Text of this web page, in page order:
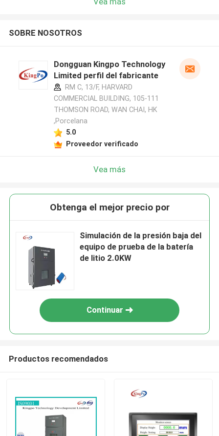
SOBRE NOSOTROS
Dongguan Kingpo Technology
Limited perfil del fabricante
RM C, 13/F, HARVARD
COMMERCIAL BUILDING, 105-111
THOMSON ROAD, WAN CHAI, HK
,Porcelana
5.0
Proveedor verificado
Vea más
Obtenga el mejor precio por
Simulación de la presión baja del
equipo de prueba de la batería
de litio 2.0KW
Continuar
Productos recomendados